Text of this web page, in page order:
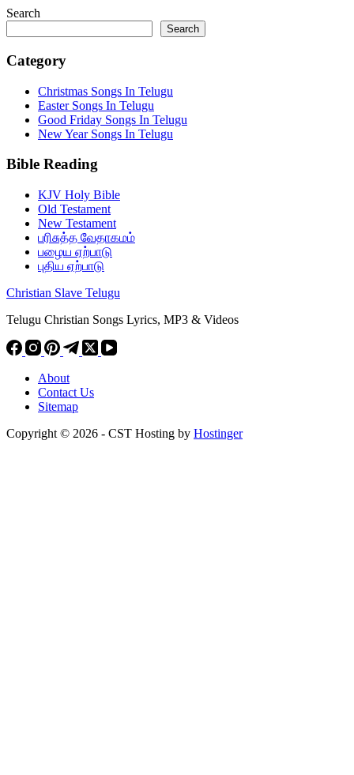
Search
Search
Category
Christmas Songs In Telugu
Easter Songs In Telugu
Good Friday Songs In Telugu
New Year Songs In Telugu
Bible Reading
KJV Holy Bible
Old Testament
New Testament
பரிசுத்த வேதாகமம்
பழைய ஏற்பாடு
புதிய ஏற்பாடு
Christian Slave Telugu
Telugu Christian Songs Lyrics, MP3 & Videos
About
Contact Us
Sitemap
Copyright © 2026 - CST Hosting by Hostinger